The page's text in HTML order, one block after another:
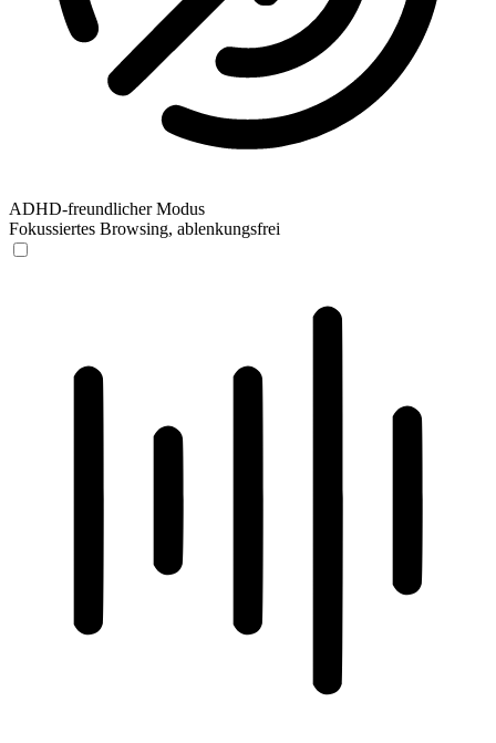
ADHD-freundlicher Modus
Fokussiertes Browsing, ablenkungsfrei